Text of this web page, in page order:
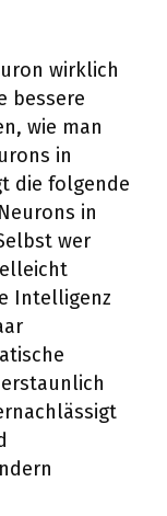
wirklich
bessere
wie man
in
die folgende
in
wer
Intelligenz